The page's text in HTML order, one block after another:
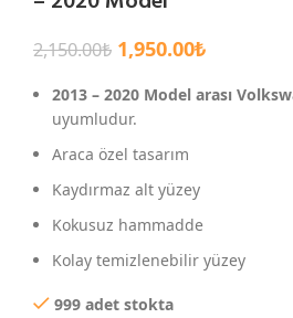
2,150.00₺ 1,950.00₺
2013 – 2020 Model arası
uyumludur.
Araca özel tasarım
Kaydırmaz alt yüzey
Kokusuz hammadde
Kolay temizlenebilir yüzey
999 adet stokta